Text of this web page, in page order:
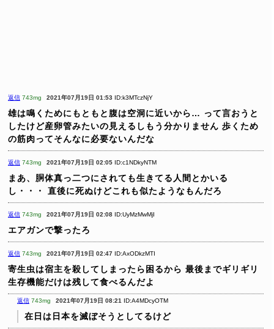
返信 743mg 2021年07月19日 01:53 ID:k3MTczNjY
雄は鳴くためにもともと腹は空洞に近いから… って言おうと
したけど産卵管みたいの見えるしもう分かりません 歩くため
の筋肉ってそんなに必要ないんだな
返信 743mg 2021年07月19日 02:05 ID:c1NDkyNTM
まあ、胴体真っ二つにされても生きてる人間とかいる
し・・・
直後に死ぬけどこれも似たようなもんだろ
返信 743mg 2021年07月19日 02:08 ID:UyMzMwMjI
エアガンで撃ったろ
返信 743mg 2021年07月19日 02:47 ID:AxODkzMTI
寄生虫は宿主を殺してしまったら困るから 最後までギリギリ
生存機能だけは残して食べるんだよ
返信 743mg 2021年07月19日 08:21 ID:A4MDcyOTM
在日は日本を滅ぼそうとしてるけど